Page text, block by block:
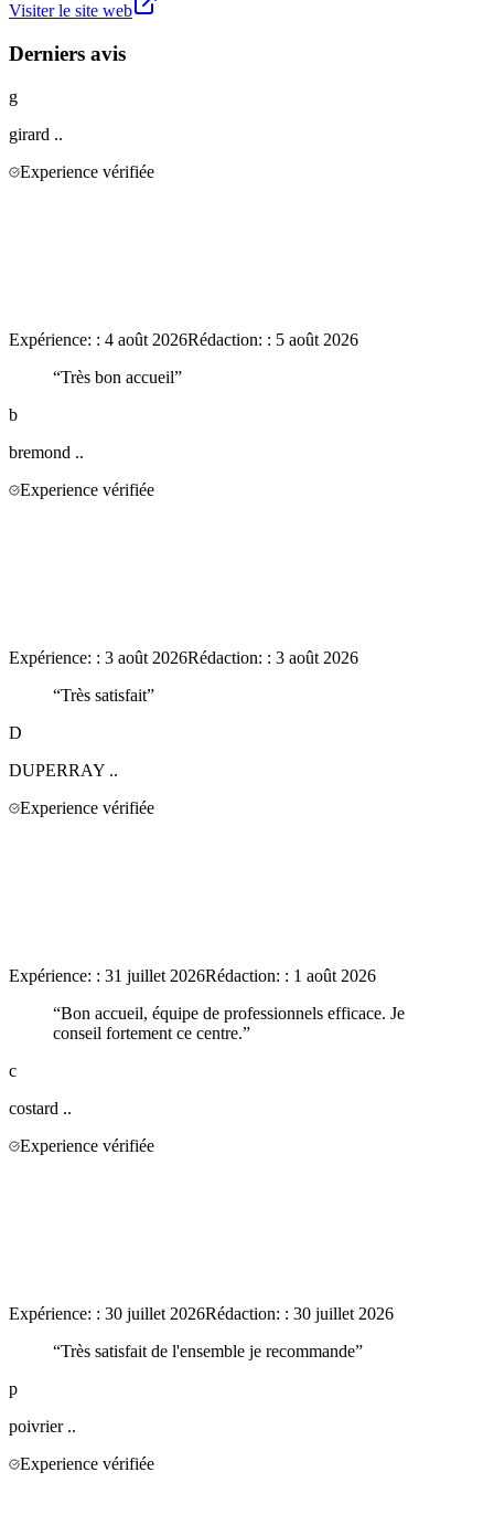
Visiter le site web
Derniers avis
g
girard ..
Experience vérifiée
Expérience: : 4 août 2026Rédaction: : 5 août 2026
“Très bon accueil”
b
bremond ..
Experience vérifiée
Expérience: : 3 août 2026Rédaction: : 3 août 2026
“Très satisfait”
D
DUPERRAY ..
Experience vérifiée
Expérience: : 31 juillet 2026Rédaction: : 1 août 2026
“Bon accueil, équipe de professionnels efficace. Je
conseil fortement ce centre.”
c
costard ..
Experience vérifiée
Expérience: : 30 juillet 2026Rédaction: : 30 juillet 2026
“Très satisfait de l'ensemble je recommande”
p
poivrier ..
Experience vérifiée